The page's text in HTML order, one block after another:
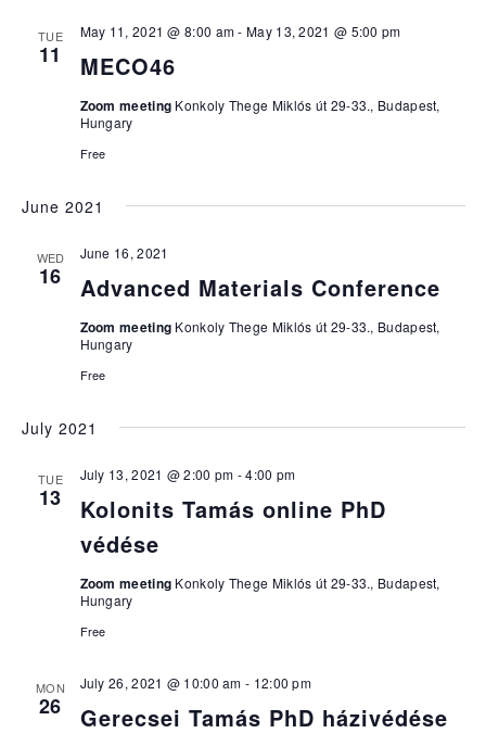
TUE
11 MECO46
May 11, 2021 @ 8:00 am-May 13, 2021 @ 5:00 pm
Zoom meeting Konkoly Thege Miklós út 29-33., Budapest,
Hungary
Free
June 2021
WED
16 Advanced Materials Conference
June 16, 2021
Zoom meeting Konkoly Thege Miklós út 29-33., Budapest,
Hungary
Free
July 2021
TUE
13
Kolonits Tamás online PhD
védése
July 13, 2021 @ 2:00 pm -4:00 pm
Zoom meeting Konkoly Thege Miklós út 29-33., Budapest,
Hungary
Free
MON
26 Gerecsei Tamás PhD házivédése
July 26, 2021 @ 10:00 am - 12:00 pm